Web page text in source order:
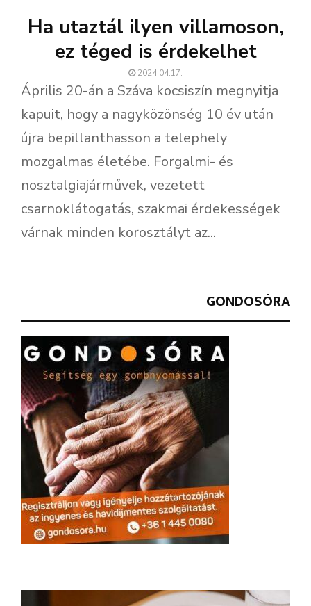
Ha utaztál ilyen villamoson,
ez téged is érdekelhet
2024.04.17.
Április 20-án a Száva kocsiszín megnyitja
kapuit, hogy a nagyközönség 10 év után
újra bepillanthasson a telephely
mozgalmas életébe. Forgalmi- és
nosztalgiajárművek, vezetett
csarnoklátogatás, szakmai érdekességek
várnak minden korosztályt az...
GONDOSÓRA